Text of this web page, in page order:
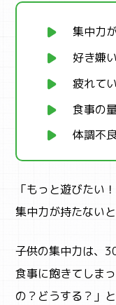
キ
集中力
好き嫌
疲れて
食事の
体調不
「もっと遊びたい
集中力が持たない
子供の集中力は、
食事に飽きてしま
の？どうする？」